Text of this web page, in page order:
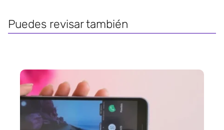
Puedes revisar también